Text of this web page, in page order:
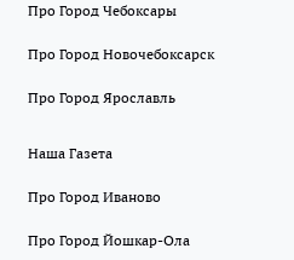
Про Город Чебоксары
Про Город Новочебоксарск
Про Город Ярославль
Наша Газета
Про Город Иваново
Про Город Йошкар-Ола